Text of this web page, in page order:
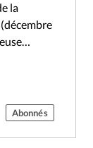
la
Abonnés